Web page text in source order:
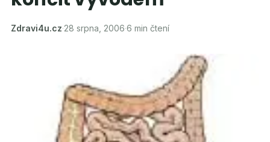
Zdravi4u.cz·28 srpna, 2006·6 min čtení